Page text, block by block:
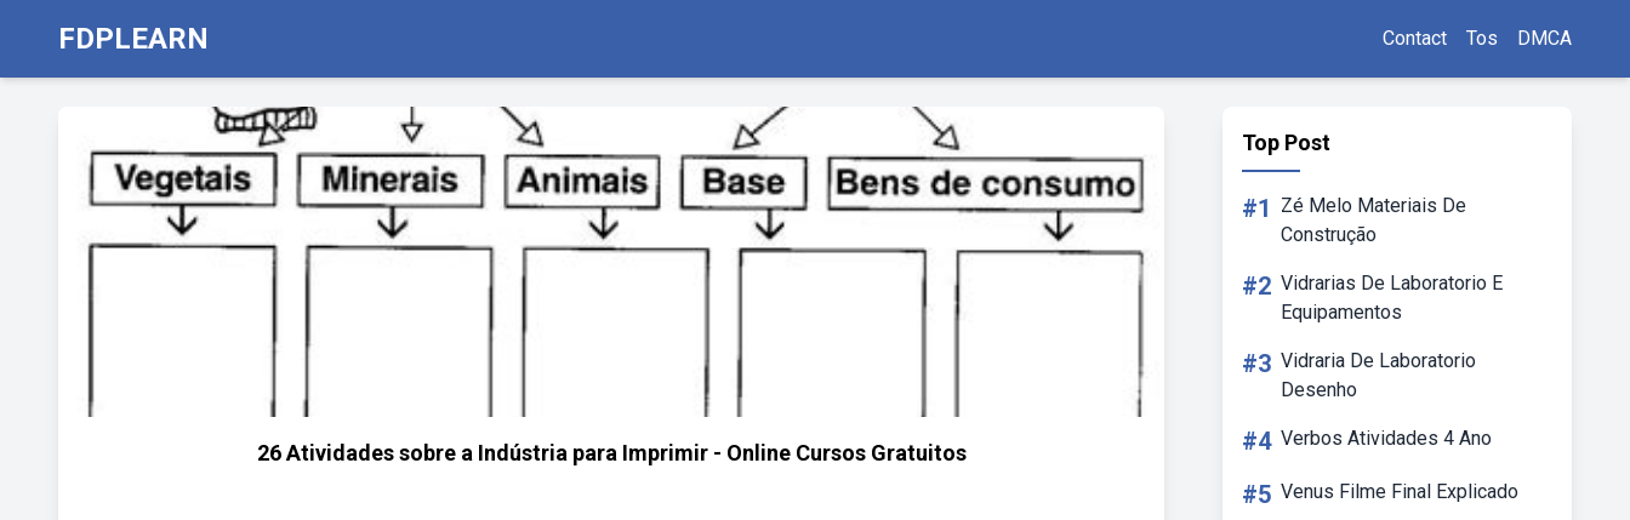
FDPLEARN Contact Tos DMCA
26 Atividades sobre a Indústria para Imprimir - Online Cursos Gratuitos
Top Post
#1
Zé Melo Materiais De
Construção
#2 Vidrarias De Laboratorio E
Equipamentos
#3 Vidraria De Laboratorio
Desenho
#4 Verbos Atividades 4 Ano
#5 Venus Filme Final Explicado